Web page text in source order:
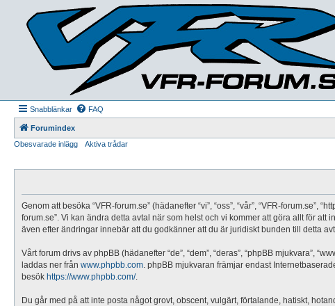
Snabblänkar FAQ
Forumindex
Obesvarade inlägg
Aktiva trådar
Genom att besöka “VFR-forum.se” (hädanefter “vi”, “oss”, “vår”, “VFR-
forum.se”. Vi kan ändra detta avtal när som helst och vi kommer att göra allt för
även efter ändringar innebär att du godkänner att du är juridiskt bunden till detta
Vårt forum drivs av phpBB (hädanefter “de”, “dem”, “deras”, “phpBB mjukvara”,
laddas ner från www.phpbb.com . phpBB mjukvaran främjar endast
besök https://www.phpbb.com/.
Du går med på att inte posta något grovt, obscent, vulgärt, förtalande, hatiskt,